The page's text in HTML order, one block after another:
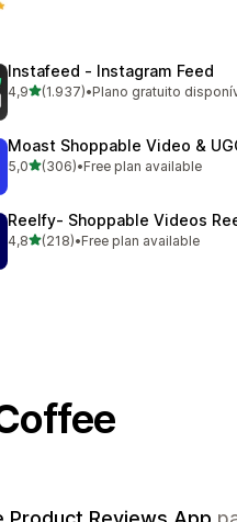
Instafeed ‑ Instagram Feed
4,9de 5 estrelas
(1.937)
1937 total de avaliações
•Plano gratuito
Moast Shoppable Video &
5,0de 5 estrelas
(306)
306 total de avaliações
•Free plan available
Reelfy‑ Shoppable Videos
4,8de 5 estrelas
(218)
218 total de avaliações
•Free plan available